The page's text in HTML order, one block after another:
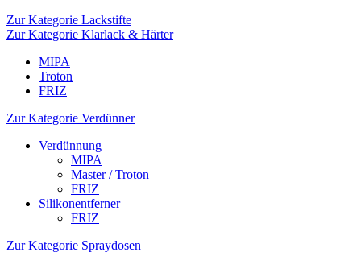
Zur Kategorie Lackstifte
Zur Kategorie Klarlack & Härter
MIPA
Troton
FRIZ
Zur Kategorie Verdünner
Verdünnung
MIPA
Master / Troton
FRIZ
Silikonentferner
FRIZ
Zur Kategorie Spraydosen